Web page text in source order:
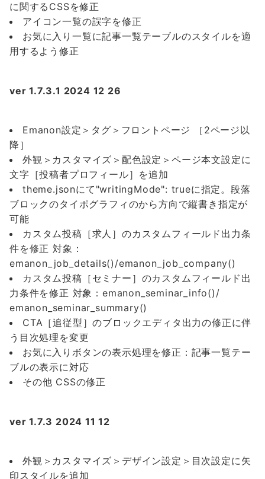
に関するCSSを修正
アイコン一覧の誤字を修正
お気に入り一覧に記事一覧テーブルのスタイルを適
用するよう修正
ver 1.7.3.1 2024 12 26
Emanon設定＞タグ＞フロントページ ［2ページ以
降］
外観＞カスタマイズ＞配色設定＞ページ本文設定に
文字［投稿者プロフィール］を追加
theme.jsonにて"writingMode": trueに指定。段落
ブロックのタイポグラフィのから方向で縦書き指定が
可能
カスタム投稿［求人］のカスタムフィールド出力条
件を修正 対象：
emanon_job_details()/emanon_job_company()
カスタム投稿［セミナー］のカスタムフィールド出
力条件を修正 対象：emanon_seminar_info()/
emanon_seminar_summary()
CTA［追従型］のブロックエディタ出力の修正に伴
う目次処理を変更
お気に入りボタンの表示処理を修正：記事一覧テー
ブルの表示に対応
その他 CSSの修正
ver 1.7.3 2024 11 12
外観＞カスタマイズ＞デザイン設定＞目次設定に矢
印スタイルを追加